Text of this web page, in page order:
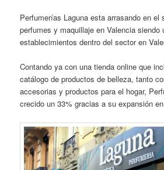
Perfumerías Laguna esta arrasando en
perfumes y maquillaje en Valencia siendo
establecimientos dentro del sector en
Contando ya con una tienda online que
catálogo de productos de belleza, tanto
accesorias y productos para el hogar,
crecido un 33% gracias a su expansión